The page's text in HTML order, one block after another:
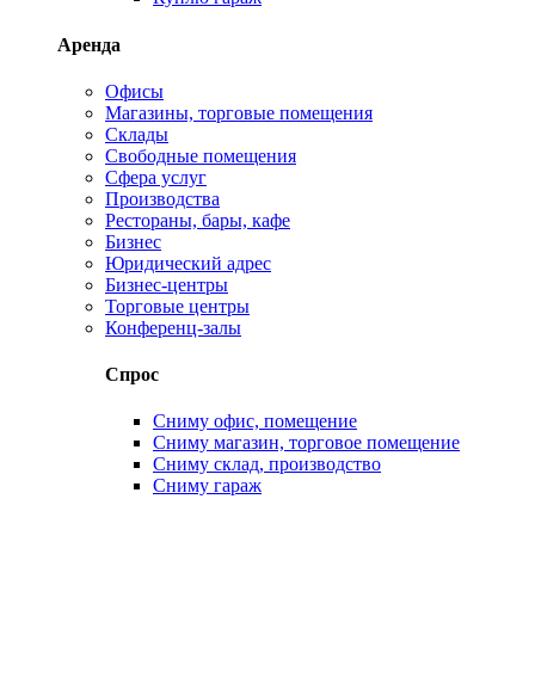
Аренда
Офисы
Магазины, торговые помещения
Склады
Свободные помещения
Сфера услуг
Производства
Рестораны, бары, кафе
Бизнес
Юридический адрес
Бизнес-центры
Торговые центры
Конференц-залы
Спрос
Сниму офис, помещение
Сниму магазин, торговое помещение
Сниму склад, производство
Сниму гараж